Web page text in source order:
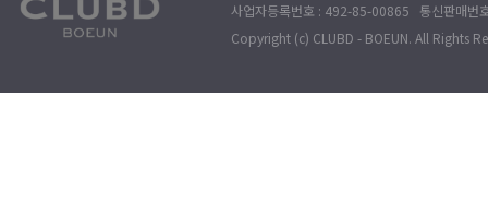
사업자등록번호 : 492-85-00865 통신판매
Copyright (c) CLUBD - BOEUN. All Rights